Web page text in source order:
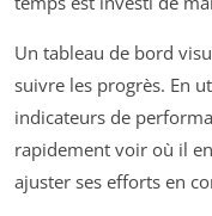
Un tableau de bord
suivre les progrès. En
indicateurs de
rapidement voir où il
ajuster ses efforts en